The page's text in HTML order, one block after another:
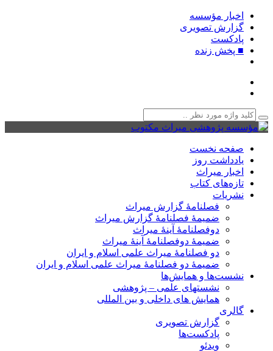
اخبار مؤسسه
گزارش تصویری
پادکست‌
■ پخش زنده
صفحه نخست
یادداشت روز
اخبار میراث
تازه‌های کتاب
نشریات
فصلنامۀ گزارش میراث
ضمیمۀ فصلنامۀ گزارش میراث
دوفصلنامۀ آینۀ میراث
ضمیمۀ دوفصلنامۀ آینۀ میراث
دو فصلنامۀ میراث علمی اسلام و ایران
ضمیمۀ دو فصلنامۀ میراث علمی اسلام و ایران
نشست‌ها و همایش‌ها
نشستهای علمی – پژوهشی
همایش های داخلی و بین المللی
گالری
گزارش تصویری
پادکست‌ها
ویدئو